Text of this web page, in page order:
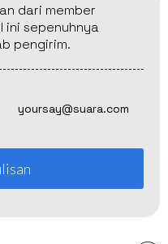
dari member
ini sepenuhnya
pengirim.
yoursay@suara.com